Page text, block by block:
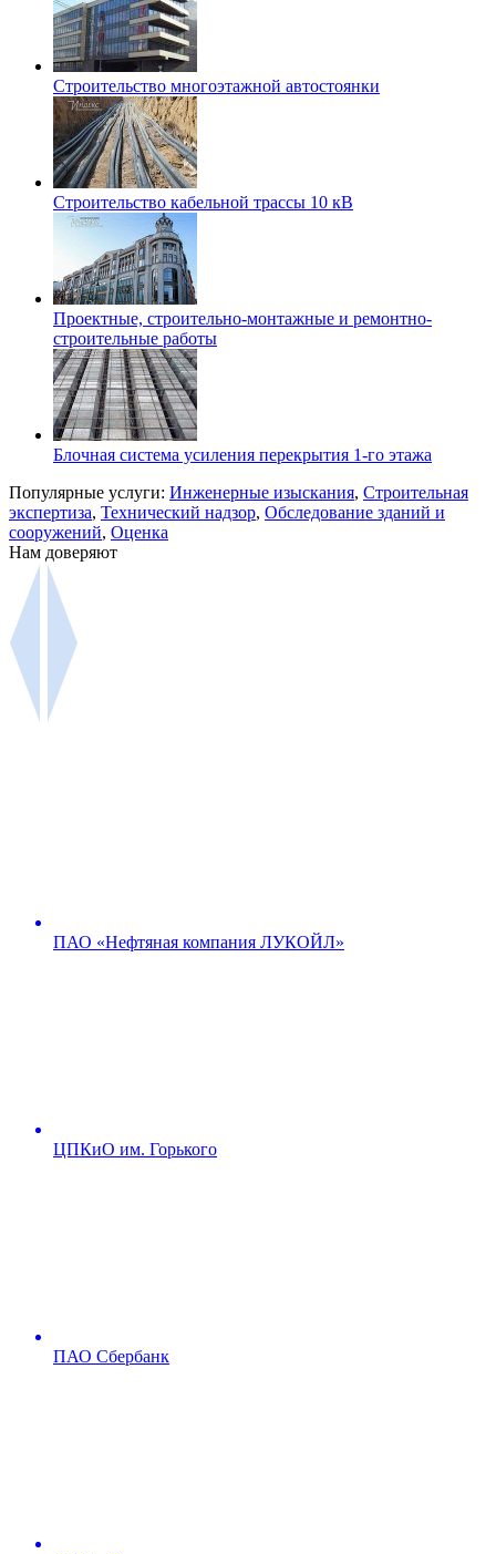
Строительство многоэтажной автостоянки
Строительство кабельной трассы 10 кВ
Проектные, строительно-монтажные и ремонтно-
строительные работы
Блочная система усиления перекрытия 1-го этажа
Популярные услуги: Инженерные изыскания, Строительная
экспертиза, Технический надзор, Обследование зданий и
сооружений, Оценка
Нам доверяют
ПАО «Нефтяная компания ЛУКОЙЛ»
ЦПКиО им. Горького
ПАО Сбербанк